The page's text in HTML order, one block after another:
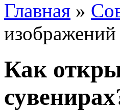
Главная »
изображений
Как